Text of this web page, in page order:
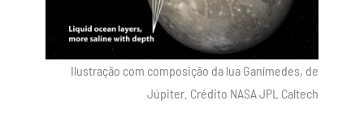
Ilustração com composição da lua Ganímedes, de
Júpiter. Crédito NASA JPL Caltech